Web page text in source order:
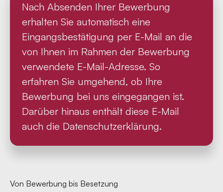
Nach Absenden Ihrer Bewerbung
erhalten Sie automatisch eine
Eingangsbestätigung per E-Mail an die
von Ihnen im Rahmen der Bewerbung
verwendete E-Mail-Adresse. So
erfahren Sie umgehend, ob Ihre
Bewerbung bei uns eingegangen ist.
Darüber hinaus enthält diese E-Mail
auch die Datenschutzerklärung.
Von Bewerbung bis Besetzung